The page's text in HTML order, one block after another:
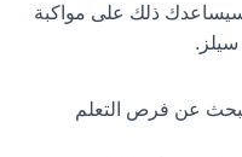
سيساعدك ذلك على مواكبة
عن فرص التعلم